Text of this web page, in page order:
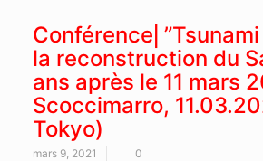
la reconstruction du
ans après le 11 mars
Scoccimarro,
Tokyo)
mars 9, 2021 0